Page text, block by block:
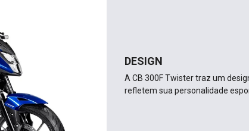
DESIGN
A CB 300F Twister traz um
refletem sua personalidade